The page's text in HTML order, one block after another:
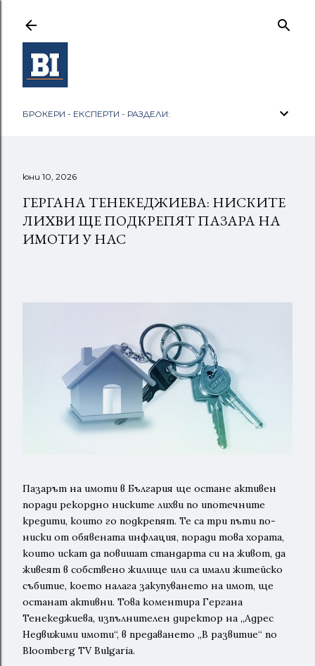
БРОКЕРИ - ЕКСПЕРТИ - РАЗДЕЛИ:
юни 10, 2026
ГЕРГАНА ТЕНЕКЕДЖИЕВА: НИСКИТЕ
ЛИХВИ ЩЕ ПОДКРЕПЯТ ПАЗАРА НА
ИМОТИ У НАС
Пазарът на имоти в България ще остане активен
поради рекордно ниските лихви по ипотечните
кредити, които го подкрепят. Те са три пъти по-
ниски от обявената инфлация, поради това хората,
които искат да повишат стандарта си на живот, да
живеят в собствено жилище или са имали житейско
събитие, което налага закупуването на имот, ще
останат активни. Това коментира Гергана
Тенекеджиева, изпълнителен директор на „Адрес
Недвижими имоти“, в предаването „В развитие“ по
Bloomberg TV Bulgaria.